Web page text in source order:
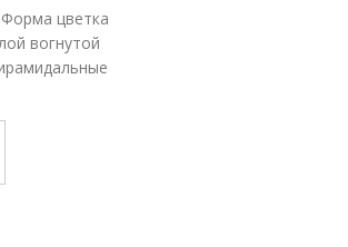
цветка
вогнутой